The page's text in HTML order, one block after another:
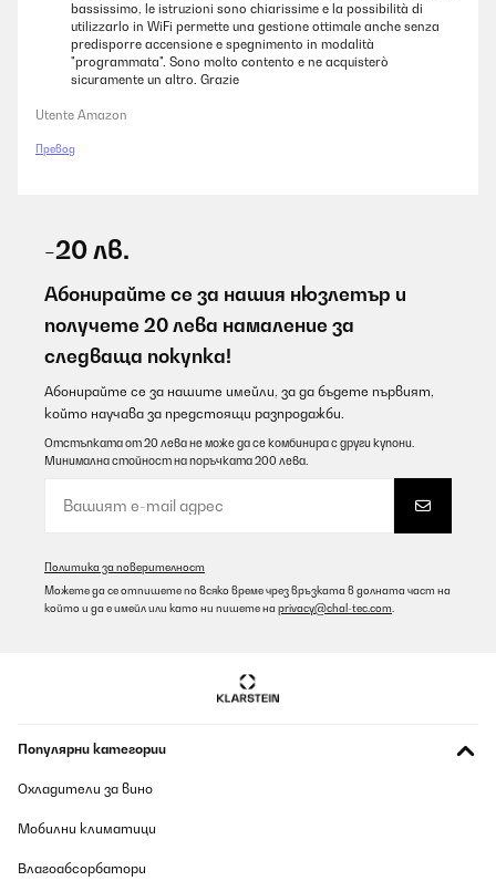
bassissimo, le istruzioni sono chiarissime e la possibilità di
utilizzarlo in WiFi permette una gestione ottimale anche senza
predisporre accensione e spegnimento in modalità
"programmata". Sono molto contento e ne acquisterò
sicuramente un altro. Grazie
Utente Amazon
Превод
-20 лв.
Абонирайте се за нашия нюзлетър и
получете 20 лева намаление за
следваща покупка!
Абонирайте се за нашите имейли, за да бъдете първият,
който научава за предстоящи разпродажби.
Отстъпката от 20 лева не може да се комбинира с други купони.
Минимална стойност на поръчката 200 лева.
Политика за поверителност
Можете да се отпишете по всяко време чрез връзката в долната част на
който и да е имейл или като ни пишете на privacy@chal-tec.com
Популярни категории
Охладители за вино
Мобилни климатици
Влагоабсорбатори